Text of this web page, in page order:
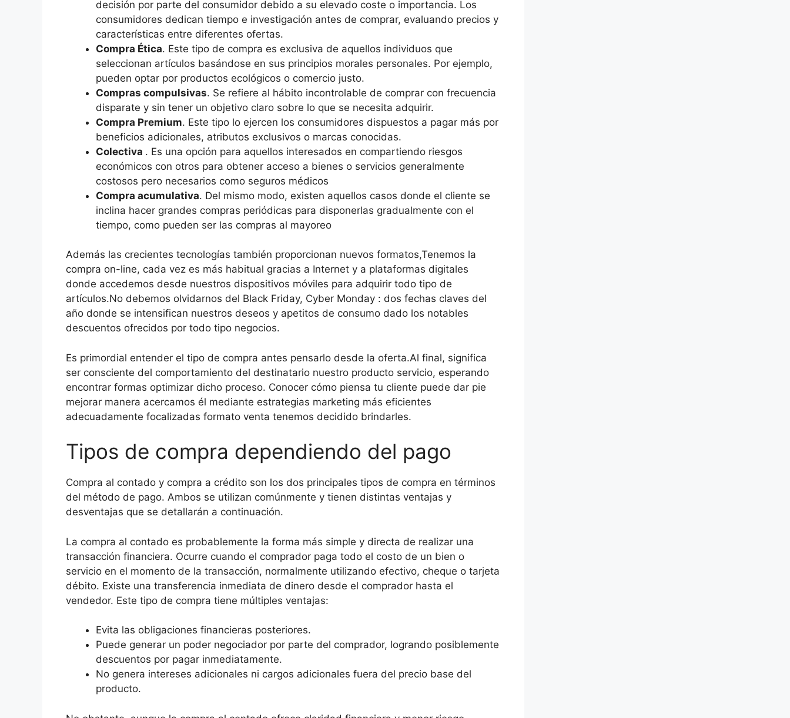
decisión por parte del consumidor debido a su elevado coste o importancia. Los
consumidores dedican tiempo e investigación antes de comprar, evaluando precios y
características entre diferentes ofertas.
Compra Ética. Este tipo de compra es exclusiva de aquellos individuos que
seleccionan artículos basándose en sus principios morales personales. Por ejemplo,
pueden optar por productos ecológicos o comercio justo.
Compras compulsivas. Se refiere al hábito incontrolable de comprar con frecuencia
disparate y sin tener un objetivo claro sobre lo que se necesita adquirir.
Compra Premium. Este tipo lo ejercen los consumidores dispuestos a pagar más por
beneficios adicionales, atributos exclusivos o marcas conocidas.
Colectiva . Es una opción para aquellos interesados en compartiendo riesgos
económicos con otros para obtener acceso a bienes o servicios generalmente
costosos pero necesarios como seguros médicos
Compra acumulativa. Del mismo modo, existen aquellos casos donde el cliente se
inclina hacer grandes compras periódicas para disponerlas gradualmente con el
tiempo, como pueden ser las compras al mayoreo
Además las crecientes tecnologías también proporcionan nuevos formatos,Tenemos la
compra on-line, cada vez es más habitual gracias a Internet y a plataformas digitales
donde accedemos desde nuestros dispositivos móviles para adquirir todo tipo de
artículos.No debemos olvidarnos del Black Friday, Cyber Monday : dos fechas claves del
año donde se intensifican nuestros deseos y apetitos de consumo dado los notables
descuentos ofrecidos por todo tipo negocios.
Es primordial entender el tipo de compra antes pensarlo desde la oferta.Al final, significa
ser consciente del comportamiento del destinatario nuestro producto servicio, esperando
encontrar formas optimizar dicho proceso. Conocer cómo piensa tu cliente puede dar pie
mejorar manera acercamos él mediante estrategias marketing más eficientes
adecuadamente focalizadas formato venta tenemos decidido brindarles.
Tipos de compra dependiendo del pago
Compra al contado y compra a crédito son los dos principales tipos de compra en términos
del método de pago. Ambos se utilizan comúnmente y tienen distintas ventajas y
desventajas que se detallarán a continuación.
La compra al contado es probablemente la forma más simple y directa de realizar una
transacción financiera. Ocurre cuando el comprador paga todo el costo de un bien o
servicio en el momento de la transacción, normalmente utilizando efectivo, cheque o tarjeta
débito. Existe una transferencia inmediata de dinero desde el comprador hasta el
vendedor. Este tipo de compra tiene múltiples ventajas:
Evita las obligaciones financieras posteriores.
Puede generar un poder negociador por parte del comprador, logrando posiblemente
descuentos por pagar inmediatamente.
No genera intereses adicionales ni cargos adicionales fuera del precio base del
producto.